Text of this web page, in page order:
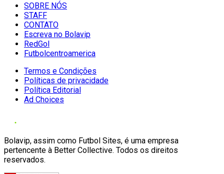
SOBRE NÓS
STAFF
CONTATO
Escreva no Bolavip
RedGol
Futbolcentroamerica
Termos e Condições
Políticas de privacidade
Política Editorial
Ad Choices
Bolavip, assim como Futbol Sites, é uma empresa
pertencente à Better Collective. Todos os direitos
reservados.